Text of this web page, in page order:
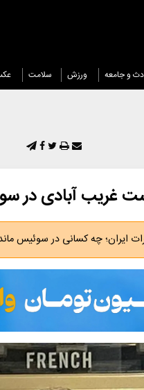
و جامعه ورزش سلامت
غریب آبادی در
ایران؛ چه کسانی در سوئیس